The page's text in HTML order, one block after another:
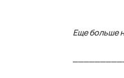
Еще больше